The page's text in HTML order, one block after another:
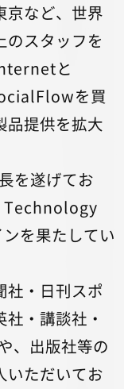
京など、世界
スタッフを
と
を買
品提供を拡大
を遂げてお
Technology
を果たしてい
社・日刊スポ
・講談社・
、出版社等の
いただいてお